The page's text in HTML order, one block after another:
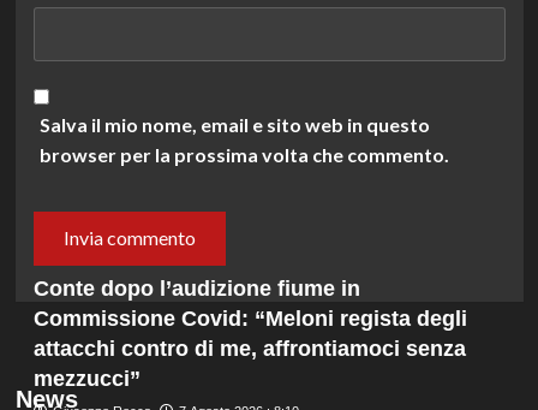
Salva il mio nome, email e sito web in questo
browser per la prossima volta che commento.
News
Conte dopo l’audizione fiume in
Commissione Covid: “Meloni regista degli
attacchi contro di me, affrontiamoci senza
mezzucci”